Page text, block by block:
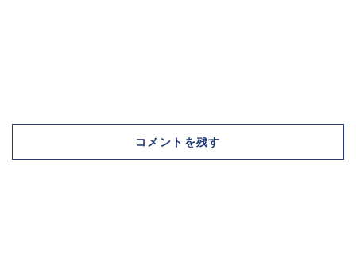
コメントを残す